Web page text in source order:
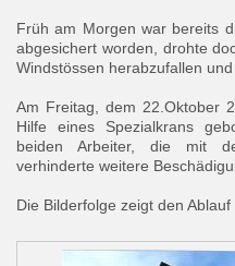
Früh am Morgen war bereits
abgesichert worden, drohte
Windstössen herabzufallen
Am Freitag, dem 22.Oktober
Hilfe eines Spezialkrans
beiden Arbeiter, die mit
verhinderte weitere
Die Bilderfolge zeigt den